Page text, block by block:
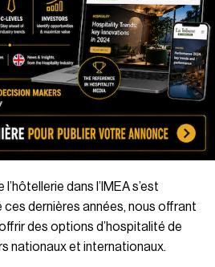
dans l’IMEA s’est
dernières années, nous offrant
des options d’hospitalité de
nationaux et internationaux.